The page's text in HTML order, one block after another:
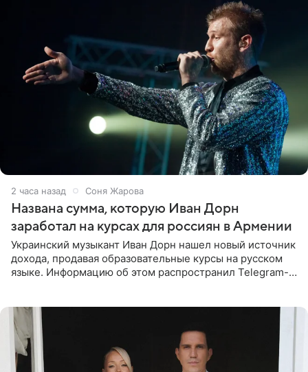
2 часа назад Соня Жарова
Названа сумма, которую Иван Дорн
заработал на курсах для россиян в Армении
Украинский музыкант Иван Дорн нашел новый источник
дохода, продавая образовательные курсы на русском
языке. Информацию об этом распространил Telegram-